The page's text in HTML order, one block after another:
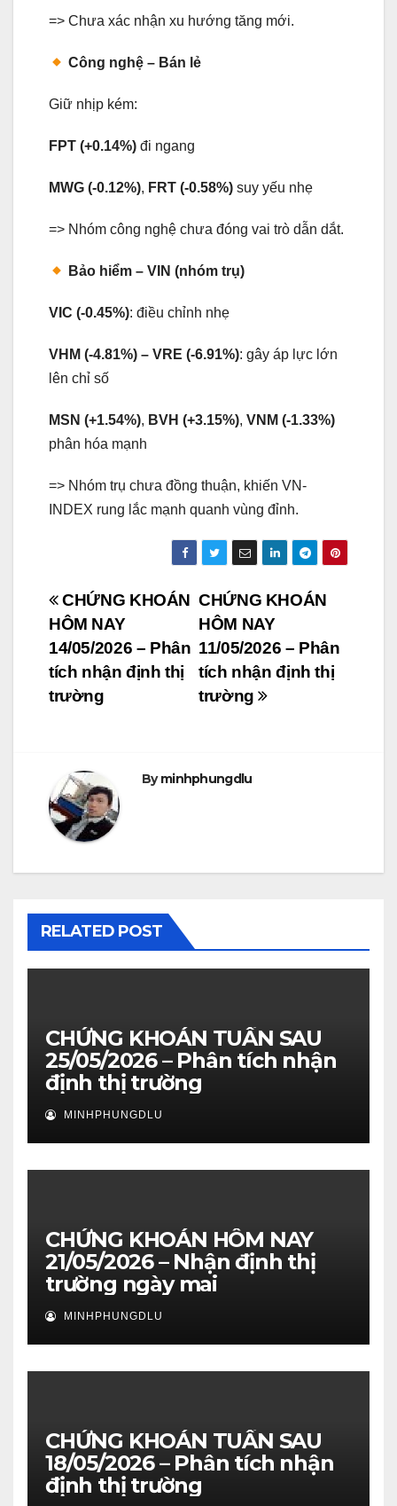
=> Chưa xác nhận xu hướng tăng mới.
Công nghệ – Bán lẻ
Giữ nhịp kém:
FPT (+0.14%) đi ngang
MWG (-0.12%), FRT (-0.58%) suy yếu nhẹ
=> Nhóm công nghệ chưa đóng vai trò dẫn dắt.
Bảo hiểm – VIN (nhóm trụ)
VIC (-0.45%): điều chỉnh nhẹ
VHM (-4.81%) – VRE (-6.91%): gây áp lực lớn
lên chỉ số
MSN (+1.54%), BVH (+3.15%), VNM (-1.33%)
phân hóa mạnh
=> Nhóm trụ chưa đồng thuận, khiến VN-
INDEX rung lắc mạnh quanh vùng đỉnh.
Post
navigation
CHỨNG KHOÁN
HÔM NAY
11/05/2026 – Phân
tích nhận định thị
trường
CHỨNG KHOÁN
HÔM NAY
14/05/2026 – Phân
tích nhận định thị
trường
Byminhphungdlu
RELATED POST
CHỨNG KHOÁN TUẦN SAU
25/05/2026 – Phân tích nhận
định thị trường
MINHPHUNGDLU
CHỨNG KHOÁN HÔM NAY
21/05/2026 – Nhận định thị
trường ngày mai
MINHPHUNGDLU
CHỨNG KHOÁN TUẦN SAU
18/05/2026 – Phân tích nhận
định thị trường